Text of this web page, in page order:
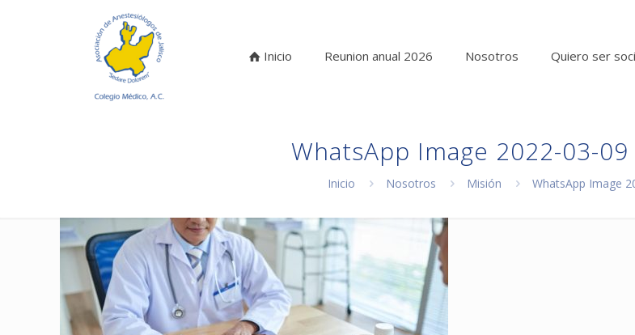
Inicio Reunion anual 2026 Nosotros Quiero ser
WhatsApp Image 2022-03-
Inicio Nosotros Misión WhatsApp Image